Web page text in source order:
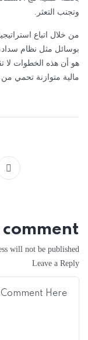
وتجنب التعثر.
من خلال اتباع
بوسائل مثل نظام سداد،
هو أن هذه الخطوات لا
مالية متوازنة تحمي من
comment
will not be published.
Leave a Reply